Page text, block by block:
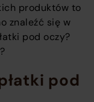
produktów to
znaleźć się w
pod oczy?
pod